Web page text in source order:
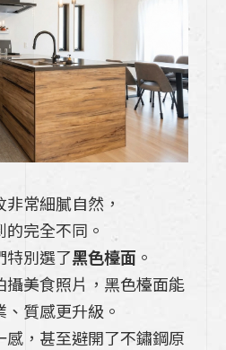
設計如何進行室內裝
日式廚具》lemure
色分析一次看
一樣嗎？差在哪裡?獨
算與實施的眉角！
例分析》：小坪數裝潢
客餐廳及中島廚房設計
內裝潢》：高雄廚具博
未來20年的居住機會
常細膩自然，
完全不同。
特別選了黑色檯面 。
攝美食照片，黑色檯面能
質感更升級。
，甚至避開了不鏽鋼原